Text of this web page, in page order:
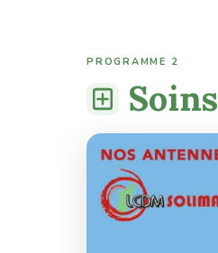
PROGRAMME 2
Soins